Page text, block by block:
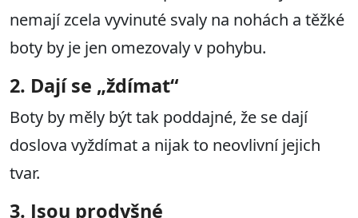
nemají zcela vyvinuté svaly na nohách a těžké
boty by je jen omezovaly v pohybu.
2. Dají se „ždímat“
Boty by měly být tak poddajné, že se dají
doslova vyždímat a nijak to neovlivní jejich
tvar.
3. Jsou prodyšné